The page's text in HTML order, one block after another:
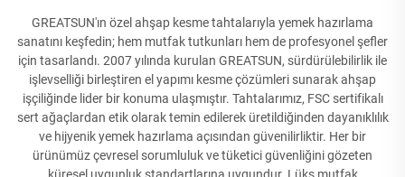
GREATSUN'ın özel ahşap kesme tahtalarıyla yemek hazırlama
sanatını keşfedin; hem mutfak tutkunları hem de profesyonel şefler
için tasarlandı. 2007 yılında kurulan GREATSUN, sürdürülebilirlik ile
işlevselliği birleştiren el yapımı kesme çözümleri sunarak ahşap
işçiliğinde lider bir konuma ulaşmıştır. Tahtalarımız, FSC sertifikalı
sert ağaçlardan etik olarak temin edilerek üretildiğinden dayanıklılık
ve hijyenik yemek hazırlama açısından güvenilirliktir. Her bir
ürünümüz çevresel sorumluluk ve tüketici güvenliğini gözeten